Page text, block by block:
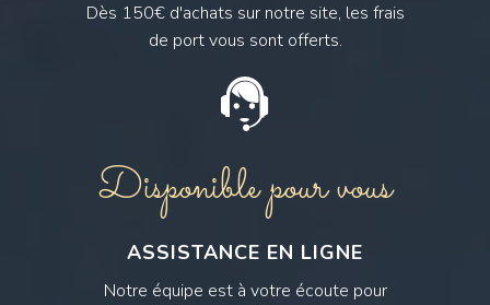
Dès 150€ d'achats sur notre site, les frais
de port vous sont offerts.
Disponible pour vous
ASSISTANCE EN LIGNE
Notre équipe est à votre écoute pour